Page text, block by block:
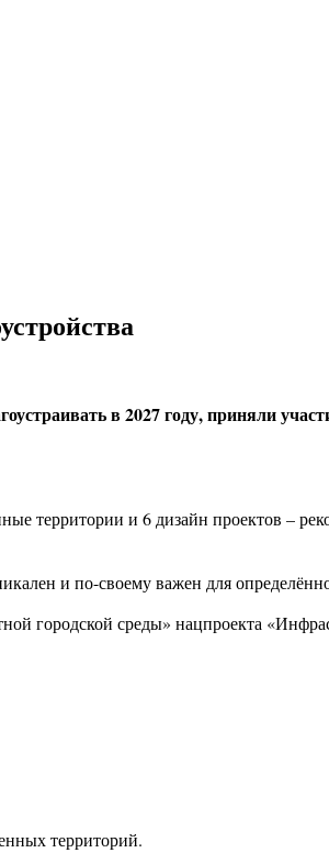
в 2027 году, приняли
территории и 6 дизайн проектов –
и по-своему важен для
городской среды» нацпроекта
территорий.